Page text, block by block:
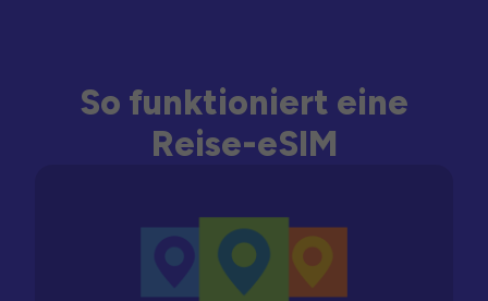
So funktioniert eine
Reise-eSIM